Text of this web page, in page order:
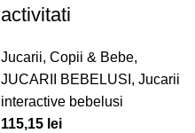
activitati
Jucarii, Copii & Bebe,
JUCARII BEBELUSI , Jucarii
interactive bebelusi
115,15 lei